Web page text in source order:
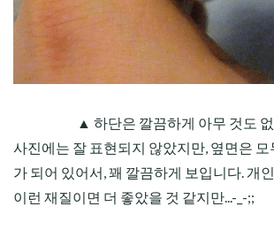
▲ 하단은 깔끔하게 아무 것도
사진에는 잘 표현되지 않았지만, 옆면은 모
가 되어 있어서, 꽤 깔끔하게 보입니다. 개
이런 재질이면 더 좋았을 것 같지만...-_-;;